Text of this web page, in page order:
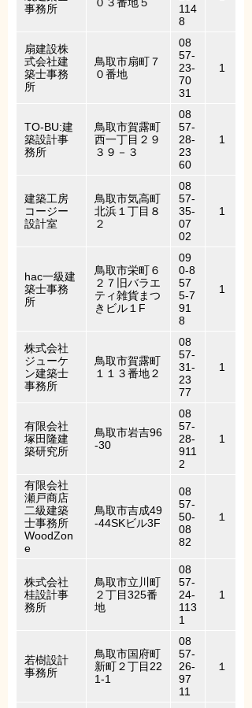
事務所
114
8
扇建設株
式会社建
築士事務
所
鳥取市扇町７
０番地
08
57-
23-
70
31
1
TO-BU:建
築設計事
務所
鳥取市賀露町
西一丁目２９
３９－３
08
57-
28-
23
60
1
建築工房
コージー
設計室
鳥取市気高町
北浜１丁目８
２
08
57-
35-
07
02
1
hac一級建
築士事務
所
鳥取市栄町６
２７旧バラエ
ティ雑貨まつ
きビル１F
09
0-8
57
5-7
91
8
1
株式会社
ジューケ
ン建築士
事務所
鳥取市賀露町
１１３番地２
08
57-
31-
23
77
1
有限会社
塚田隆建
築研究所
鳥取市岩吉96
-30
08
57-
28-
911
2
1
有限会社
瀬戸商店
二級建築
士事務所
WoodZon
e
鳥取市吉成49
-44SKビル3F
08
57-
50-
08
82
１
株式会社
桂設計事
務所
鳥取市立川町
２丁目325番
地
08
57-
24-
113
1
1
若樹設計
事務所
鳥取市国府町
新町２丁目22
1-1
08
57-
26-
97
11
１